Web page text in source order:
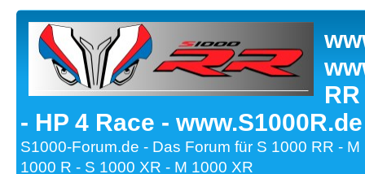
- HP 4 Race -
S1000-Forum.de - Das Forum für S 1000 RR -
1000 R - S 1000 XR - M 1000 XR